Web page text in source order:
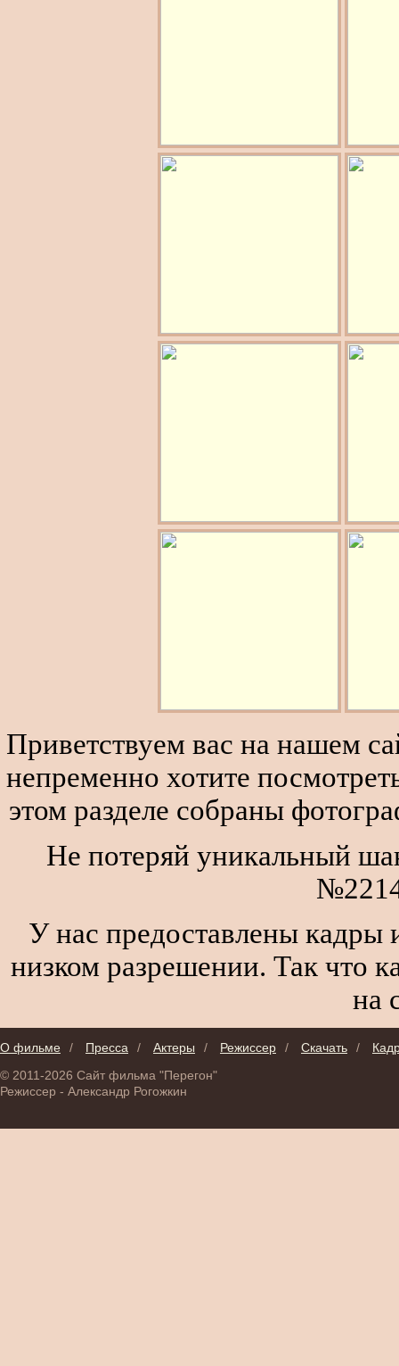
Приветствуем вас на нашем
непременно хотите
этом разделе собраны
Не потеряй уникальный
У нас предоставлены кадры
низком разрешении. Так что
на
О фильме / Пресса / Актеры / Режиссер / Скачать /
© 2011-2026 Сайт фильма "Перегон"
Режиссер - Александр Рогожкин